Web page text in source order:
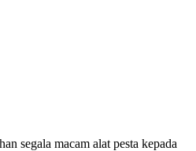
segala macam alat pesta kepada